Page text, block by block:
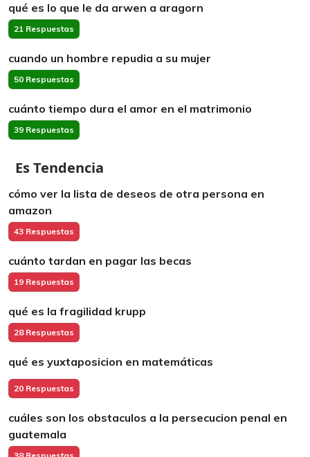
qué es lo que le da arwen a aragorn
21 Respuestas
cuando un hombre repudia a su mujer
50 Respuestas
cuánto tiempo dura el amor en el matrimonio
39 Respuestas
Es Tendencia
cómo ver la lista de deseos de otra persona en
amazon
43 Respuestas
cuánto tardan en pagar las becas
19 Respuestas
qué es la fragilidad krupp
28 Respuestas
qué es yuxtaposicion en matemáticas
20 Respuestas
cuáles son los obstaculos a la persecucion penal en
guatemala